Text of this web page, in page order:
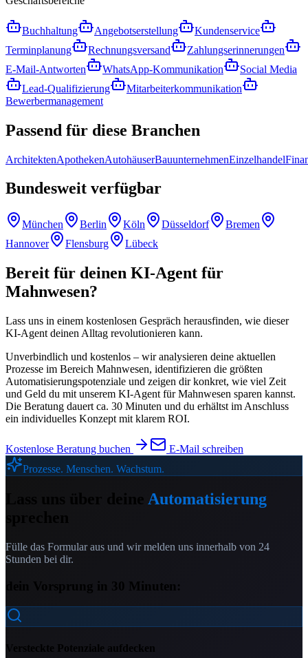
Buchhaltung Angebotserstellung
Kundenservice
Terminplanung
Rechnungsversand
Zahlungserinnerungen
E-Mail-Antworten
WhatsApp-Kommunikation
Social Media
Lead-Qualifizierung
Mitarbeiterkommunikation
Bewerbermanagement
Passend für diese Branchen
ArchitektenApothekenAutohäuserBauunternehmenEinzelhandel
Bundesweit verfügbar
München Berlin Köln Düsseldorf
Bremen
Hannover
Flensburg Lübeck
Bereit für deinen KI-Agent für
Mahnwesen?
Lass uns in einem kostenlosen Gespräch herausfinden, wie dieser
KI-Agent deinen Alltag revolutionieren kann.
Unverbindlich und kostenlos – wir analysieren deine aktuellen
Prozesse im Bereich Mahnwesen, identifizieren die größten
Automatisierungspotenziale und zeigen dir konkret, wie viel Zeit
und Geld du mit unserem KI-Agent für Mahnwesen sparen kannst.
Die Beratung dauert ca. 30 Minuten und du erhältst im Anschluss
ein individuelles Konzept mit klarem ROI.
Kostenlose Beratung buchen
E-Mail schreiben
Prozesse. Menschen. Wachstum.
Automatisierung
Fülle das Formular aus und wir melden uns innerhalb von 24
Stunden bei dir.
dein Vorsprung in 30 Minuten:
Versteckte Potenziale aufdecken